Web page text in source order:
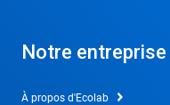
Notre entreprise
À propos d'Ecolab